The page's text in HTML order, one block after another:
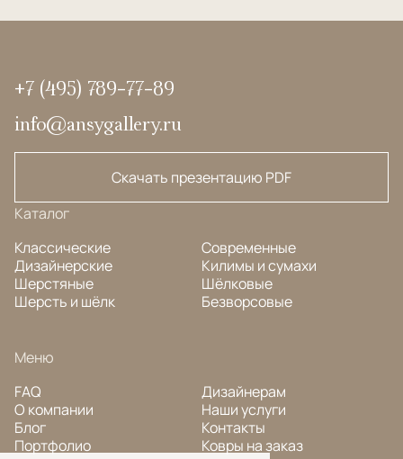
+7 (495) 789-77-89
info@ansygallery.ru
Скачать презентацию PDF
Каталог
Классические
Дизайнерские
Шерстяные
Шерсть и шёлк
Современные
Килимы и сумахи
Шёлковые
Безворсовые
Меню
FAQ
О компании
Блог
Портфолио
Дизайнерам
Наши услуги
Контакты
Ковры на заказ